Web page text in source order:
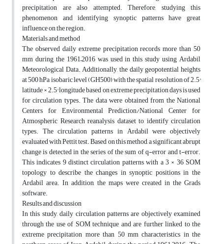
precipitation are also attempted. Therefore, studying this
phenomenon and identifying synoptic patterns have great
influence on the region.
Materials and method
The observed daily extreme precipitation records more than 50
mm during the 1961–2016 was used in this study using Ardabil
Meteorological Data. Additionally, the daily geopotential heights
at 500 hPa isobaric level (GH500) with the spatial resolution of 2.5°
latitude × 2.5° longitude based on extreme precipitation days is used
for circulation types. The data were obtained from the National
Centers for Environmental Prediction/National Center for
Atmospheric Research reanalysis dataset to identify circulation
types. The circulation patterns in Ardabil were objectively
evaluated with Pettit test. Based on this method, a significant abrupt
change is detected in the series of the sum of q-error and t-error.
This indicates 9 distinct circulation patterns with a 3 × 36 SOM
topology to describe the changes in synoptic positions in the
Ardabil area. In addition, the maps were created in the Grads
software.
Results and discussion
In this study, daily circulation patterns are objectively examined
through the use of SOM technique and are further linked to the
extreme precipitation more than 50 mm characteristics in the